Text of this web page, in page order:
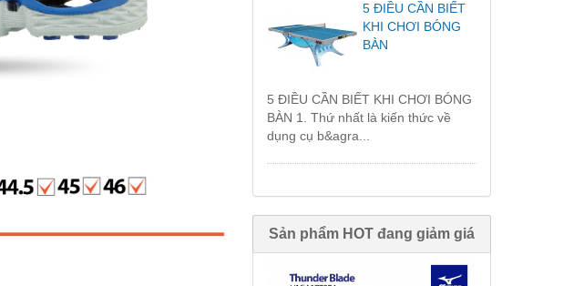
5 ĐIỀU CẦN BIẾT
KHI CHƠI BÓNG
BÀN
5 ĐIỀU CẦN BIẾT KHI CHƠI BÓNG
BÀN 1. Thứ nhất là kiến thức về
dụng cụ b&agra...
Sản phẩm HOT đang giảm giá